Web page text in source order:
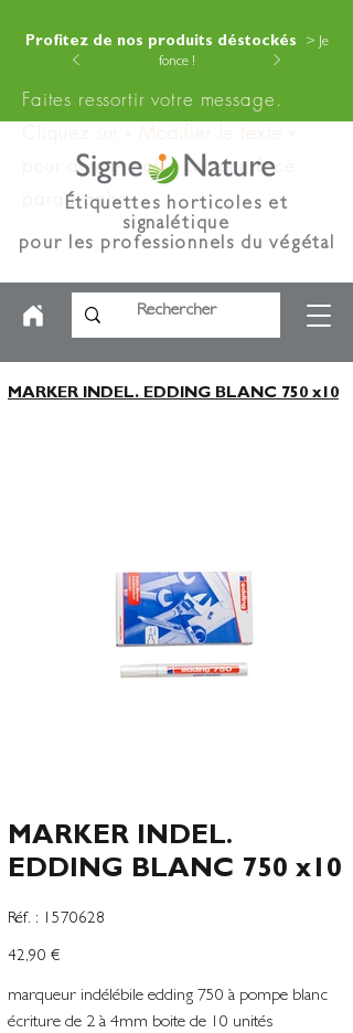
Profitez de nos produits déstockés
> Je
fonce !
Faites ressortir votre message.
Cliquez sur « Modifier le texte »
pour ajouter votre contenu à ce
paragraphe.
Étiquettes horticoles et
signalétique
pour les professionnels du végétal
MARKER INDEL. EDDING BLANC 750 x10
MARKER INDEL.
EDDING BLANC 750 x10
Réf. :
SKU
1570628
1570628
Prix
42,90 €
marqueur indélébile edding 750 à pompe blanc
écriture de 2 à 4mm boite de 10 unités